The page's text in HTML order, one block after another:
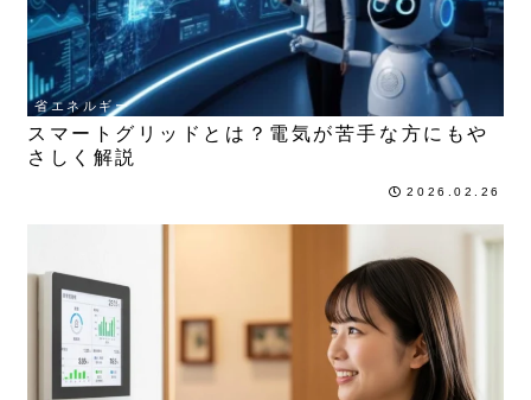
省エネルギー
スマートグリッドとは？電気が苦手な方にもや
さしく解説
2026.02.26